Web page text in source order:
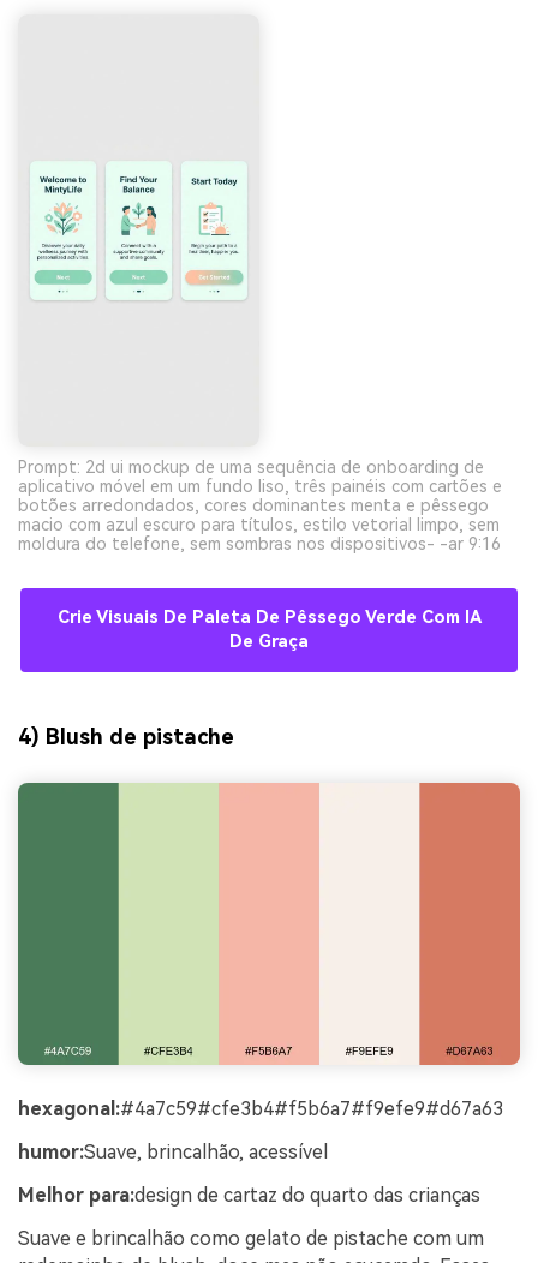
Prompt: 2d ui mockup de uma sequência de onboarding de
aplicativo móvel em um fundo liso, três painéis com cartões e
botões arredondados, cores dominantes menta e pêssego
macio com azul escuro para títulos, estilo vetorial limpo, sem
moldura do telefone, sem sombras nos dispositivos- -ar 9:16
Crie Visuais De Paleta De Pêssego Verde Com IA
De Graça
4) Blush de pistache
hexagonal:#4a7c59#cfe3b4#f5b6a7#f9efe9#d67a63
humor:Suave, brincalhão, acessível
Melhor para:design de cartaz do quarto das crianças
Suave e brincalhão como gelato de pistache com um